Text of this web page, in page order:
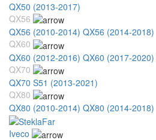
QX50 (2013-2017)
QX56
QX56 (2010-2014) QX56 (2014-2018)
QX60
QX60 (2012-2016) QX60 (2017-2020)
QX70
QX70 S51 (2013-2021)
QX80
QX80 (2010-2014) QX80 (2014-2018)
Iveco